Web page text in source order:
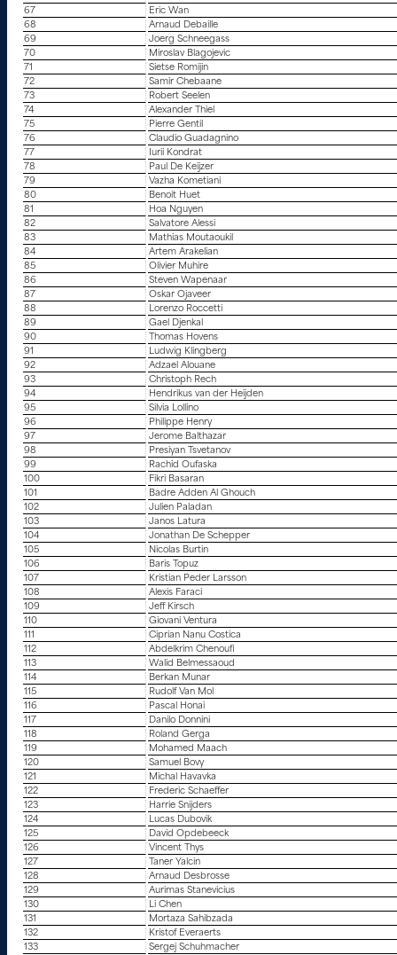
67
Eric Wan
68
Arnaud Debaille
69
Joerg Schneegass
70
Miroslav Blagojevic
71
Sietse Romijin
72
Samir Chebaane
73
Robert Seelen
74
Alexander Thiel
75
Pierre Gentil
76
Claudio Guadagnino
77
Iurii Kondrat
78
Paul De Keijzer
79
Vazha Kometiani
80
Benoit Huet
81
Hoa Nguyen
82
Salvatore Alessi
83
Mathias Moutaoukil
84
Artem Arakelian
85
Olivier Muhire
86
Steven Wapenaar
87
Oskar Ojaveer
88
Lorenzo Roccetti
89
Gael Djenkal
90
Thomas Hovens
91
Ludwig Klingberg
92
Adzael Alouane
93
Christoph Rech
94
Hendrikus van der Heijden
95
Silvia Lollino
96
Philippe Henry
97
Jerome Balthazar
98
Presiyan Tsvetanov
99
Rachid Oufaska
100
Fikri Basaran
101
Badre Adden Al Ghouch
102
Julien Paladan
103
Janos Latura
104
Jonathan De Schepper
105
Nicolas Burtin
106
Baris Topuz
107
Kristian Peder Larsson
108
Alexis Faraci
109
Jeff Kirsch
110
Giovani Ventura
111
Ciprian Nanu Costica
112
Abdelkrim Chenoufi
113
Walid Belmessaoud
114
Berkan Munar
115
Rudolf Van Mol
116
Pascal Honai
117
Danilo Donnini
118
Roland Gerga
119
Mohamed Maach
120
Samuel Bovy
121
Michal Havavka
122
Frederic Schaeffer
123
Harrie Snijders
124
Lucas Dubovik
125
David Opdebeeck
126
Vincent Thys
127
Taner Yalcin
128
Arnaud Desbrosse
129
Aurimas Stanevicius
130
Li Chen
131
Mortaza Sahibzada
132
Kristof Everaerts
133
Sergej Schuhmacher